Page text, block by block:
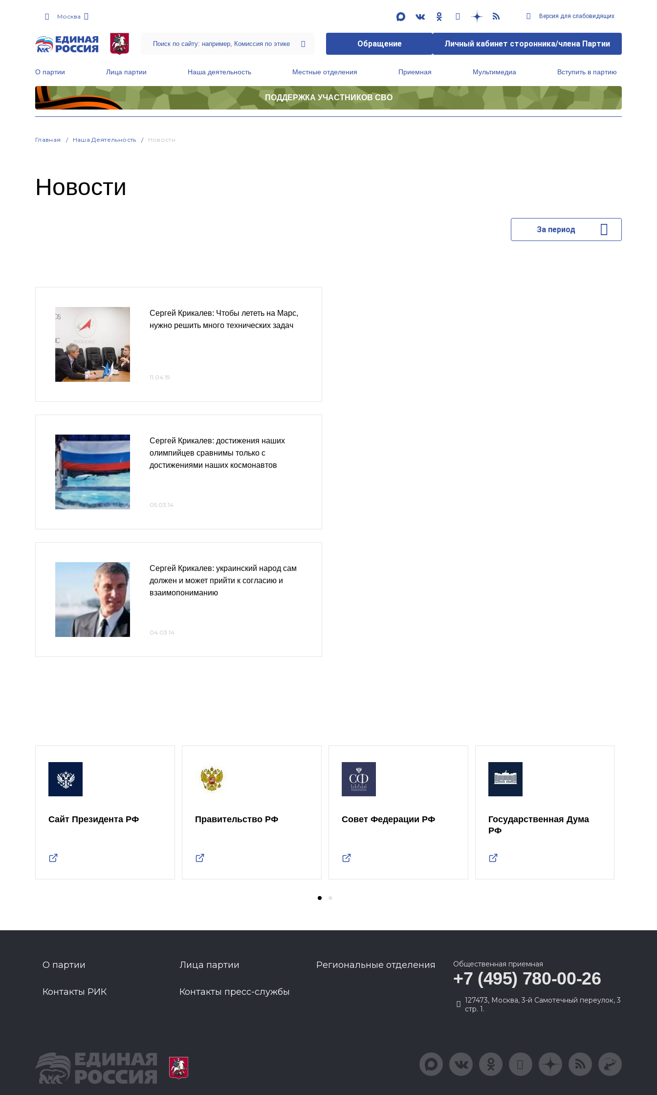
Москва Версия для слабовидящих
Обращение Личный кабинет сторонника/члена Партии
О партии Лица партии Наша деятельность Местные отделения Приемная Мультимедиа Вступить в партию
ПОДДЕРЖКА УЧАСТНИКОВ СВО
Главная Наша Деятельность Новости
Новости
За период
Сергей Крикалев: Чтобы лететь на Марс,
нужно решить много технических задач
11.04.19
Сергей Крикалев: достижения наших
олимпийцев сравнимы только с
достижениями наших космонавтов
05.03.14
Сергей Крикалев: украинский народ сам
должен и может прийти к согласию и
взаимопониманию
04.03.14
Сайт Президента РФ Правительство РФ Совет Федерации РФ
Государственная Дума
РФ
О партии Лица партии Региональные отделения
Контакты РИК Контакты пресс-службы
Общественная приемная
+7 (495) 780-00-26
127473, Москва, 3-й Самотечный переулок, 3
стр. 1.